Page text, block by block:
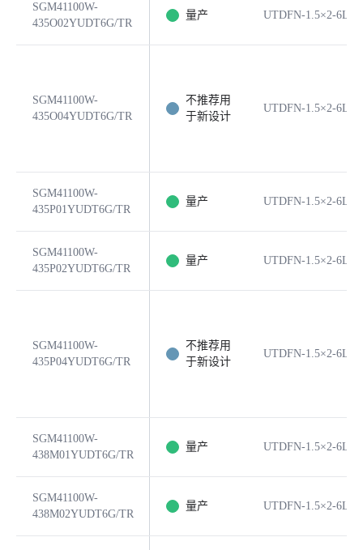
SGM41100W-
435O02YUDT6G/TR
量产 UTDFN-1.5×2-6L
SGM41100W-
435O04YUDT6G/TR
不推荐用
于新设计
UTDFN-1.5×2-6L
SGM41100W-
435P01YUDT6G/TR
量产 UTDFN-1.5×2-6L
SGM41100W-
435P02YUDT6G/TR
量产 UTDFN-1.5×2-6L
SGM41100W-
435P04YUDT6G/TR
不推荐用
于新设计
UTDFN-1.5×2-6L
SGM41100W-
438M01YUDT6G/TR
量产 UTDFN-1.5×2-6L
SGM41100W-
438M02YUDT6G/TR
量产 UTDFN-1.5×2-6L